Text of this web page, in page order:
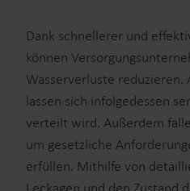
Dank schnellerer und
können
Wasserverluste reduzieren.
lassen sich infolgedessen
verteilt wird. Außerdem
um gesetzliche
erfüllen. Mithilfe von